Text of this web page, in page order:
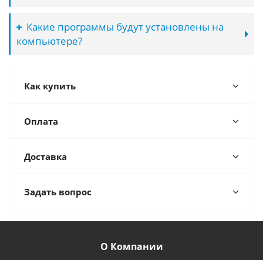
Какие программы будут установлены на
компьютере?
Как купить
Оплата
Доставка
Задать вопрос
О Компании